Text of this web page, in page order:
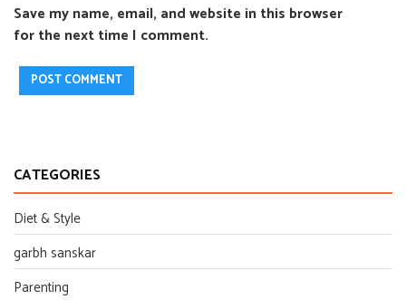
Save my name, email, and website in this browser
for the next time I comment.
CATEGORIES
Diet & Style
garbh sanskar
Parenting